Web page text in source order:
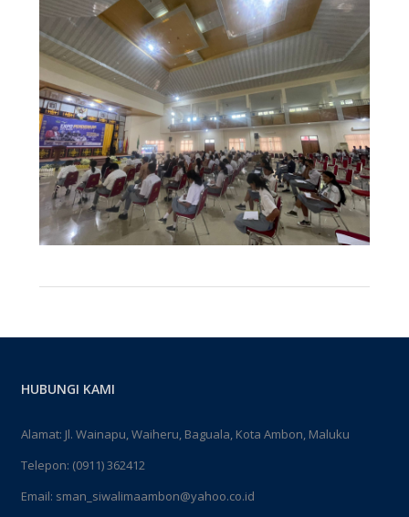
HUBUNGI KAMI
Alamat: Jl. Wainapu, Waiheru, Baguala, Kota Ambon, Maluku
Telepon: (0911) 362412
Email: sman_siwalimaambon@yahoo.co.id